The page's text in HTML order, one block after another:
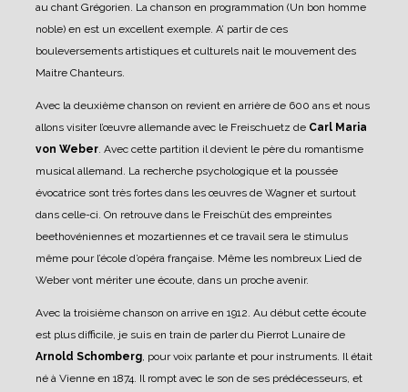
au chant Grégorien. La chanson en programmation (Un bon homme
noble) en est un excellent exemple. A’ partir de ces
bouleversements artistiques et culturels nait le mouvement des
Maitre Chanteurs.
Avec la deuxième chanson on revient en arrière de 600 ans et nous
allons visiter l’œuvre allemande avec le Freischuetz de Carl Maria
von Weber. Avec cette partition il devient le père du romantisme
musical allemand. La recherche psychologique et la poussée
évocatrice sont très fortes dans les œuvres de Wagner et surtout
dans celle-ci. On retrouve dans le Freischüt des empreintes
beethovéniennes et mozartiennes et ce travail sera le stimulus
même pour l’école d’opéra française. Même les nombreux Lied de
Weber vont mériter une écoute, dans un proche avenir.
Avec la troisième chanson on arrive en 1912. Au début cette écoute
est plus difficile, je suis en train de parler du Pierrot Lunaire de
Arnold Schomberg, pour voix parlante et pour instruments. Il était
né à Vienne en 1874. Il rompt avec le son de ses prédécesseurs, et